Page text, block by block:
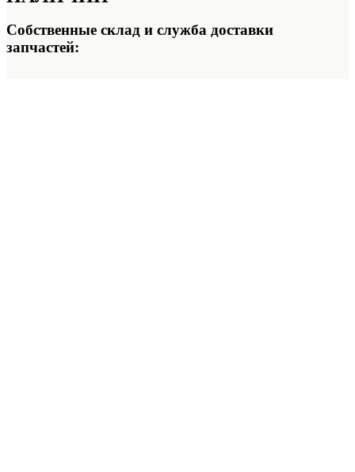
Собственные склад и служба доставки
запчастей: